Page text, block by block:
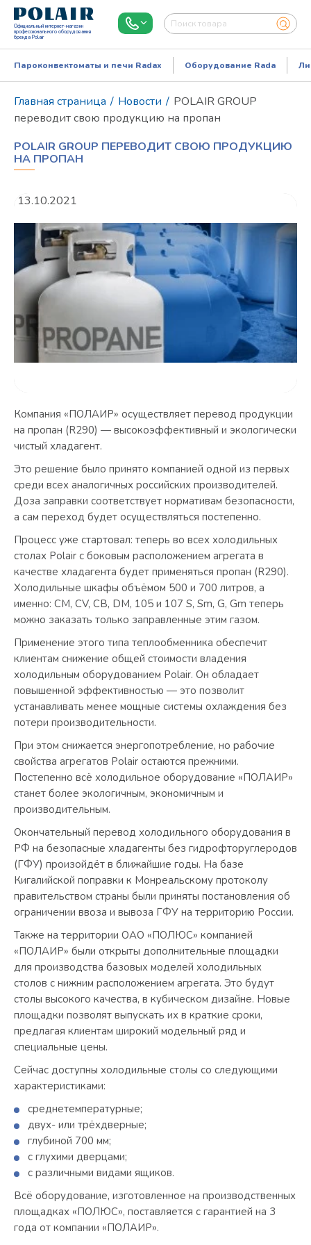
Официальный интернет-магазин
профессионального оборудования
бренда Polair
Режим работы: Пн..Пт: 9.00-18.00
Пароконвектоматы и печи Radax Оборудование Rada
Главная страница / Новости / POLAIR GROUP
переводит свою продукцию на пропан
POLAIR GROUP ПЕРЕВОДИТ СВОЮ ПРОДУКЦИЮ
НА ПРОПАН
13.10.2021
Компания «ПОЛАИР» осуществляет перевод продукции
на пропан (R290) — высокоэффективный и экологически
чистый хладагент.
Это решение было принято компанией одной из первых
среди всех аналогичных российских производителей.
Доза заправки соответствует нормативам безопасности,
а сам переход будет осуществляться постепенно.
Процесс уже стартовал: теперь во всех холодильных
столах Polair с боковым расположением агрегата в
качестве хладагента будет применяться пропан (R290).
Холодильные шкафы объёмом 500 и 700 литров, а
именно: CM, CV, CB, DM, 105 и 107 S, Sm, G, Gm теперь
можно заказать только заправленные этим газом.
Применение этого типа теплообменника обеспечит
клиентам снижение общей стоимости владения
холодильным оборудованием Polair. Он обладает
повышенной эффективностью — это позволит
устанавливать менее мощные системы охлаждения без
потери производительности.
При этом снижается энергопотребление, но рабочие
свойства агрегатов Polair остаются прежними.
Постепенно всё холодильное оборудование «ПОЛАИР»
станет более экологичным, экономичным и
производительным.
Окончательный перевод холодильного оборудования в
РФ на безопасные хладагенты без гидрофторуглеродов
(ГФУ) произойдёт в ближайшие годы. На базе
Кигалийской поправки к Монреальскому протоколу
правительством страны были приняты постановления об
ограничении ввоза и вывоза ГФУ на территорию России.
Также на территории ОАО «ПОЛЮС» компанией
«ПОЛАИР» были открыты дополнительные площадки
для производства базовых моделей холодильных
столов с нижним расположением агрегата. Это будут
столы высокого качества, в кубическом дизайне. Новые
площадки позволят выпускать их в краткие сроки,
предлагая клиентам широкий модельный ряд и
специальные цены.
Сейчас доступны холодильные столы со следующими
характеристиками:
среднетемпературные;
двух- или трёхдверные;
глубиной 700 мм;
с глухими дверцами;
с различными видами ящиков.
Всё оборудование, изготовленное на производственных
площадках «ПОЛЮС», поставляется с гарантией на 3
года от компании «ПОЛАИР».